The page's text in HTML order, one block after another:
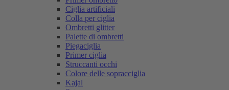
Ciglia artificiali
Colla per ciglia
Ombretti glitter
Palette di ombretti
Piegaciglia
Primer ciglia
Struccanti occhi
Colore delle sopracciglia
Kajal